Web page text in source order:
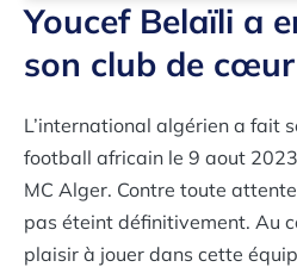
Youcef Belaïli a
son club de cœur
L’international algérien a fait
football africain le 9 aout
MC Alger. Contre toute
pas éteint définitivement. Au
plaisir à jouer dans cette